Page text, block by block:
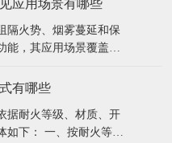
应用场景有哪些
隔火势、烟雾蔓延和保
，其应用场景覆盖各
场所 1.楼梯间与前室 1.
2.作用：阻止火灾烟气
有哪些
据耐火等级、材质、开
如下： 一、按耐火等级